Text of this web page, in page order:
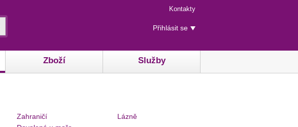
Menu
rychlého
přístupu
Kontakty
Uživatelské
menu
Přihlásit se
Zboží Služby
Zahraničí
Lázně